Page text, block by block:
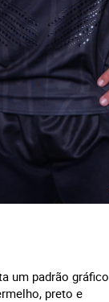
um padrão gráfico
preto e